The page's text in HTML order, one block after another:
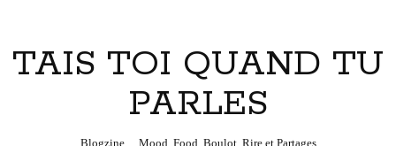
TAIS TOI QUAND TU
PARLES
Blogzine… Mood, Food, Boulot, Rire et Partages